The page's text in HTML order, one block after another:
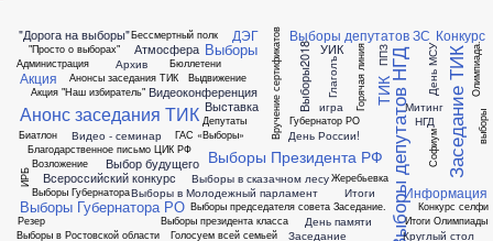
"Дорога на выборы"
"Просто о выборах"
Администрация
Акция
Акция "Наш избиратель"
Анонс заседания ТИК
Анонсы заседания ТИК
Архив
Атмосфера
Бессмертный полк
Биатлон
Благодарственное письмо ЦИК РФ
Бюллетени
Видео - семинар
Видеоконференция
Возложение
Вручение сертификатов
Всероссийский конкурс
Выбор будущего
Выборы
Выборы Губернатора
Выборы Губернатора РО
Выборы Президента РФ
Выборы в Молодежный парламент
Выборы в Ростовской области
Выборы в сказачном лесу
Выборы депутатов ЗС
Выборы депутатов НГД
Выборы председателя совета
Выборы президента класса
Выборы2018
Выдвижение
Выставка
ГАС «Выборы»
Глаголъ
Голосуем всей семьей
Горячая линия
Губернатор РО
ДЭГ
День МСУ
День России!
День памяти
Депутаты
Жеребьевка
Заседание
Заседание ТИК
Заседание.
ИРБ
Информация
Итоги
Итоги Олимпиады
Конкурс
Конкурс селфи
Круглый стол
Митинг
НГД
Олимпиада.
ППЗ
Резер
Софиум
ТИК
УИК
выборы
игра